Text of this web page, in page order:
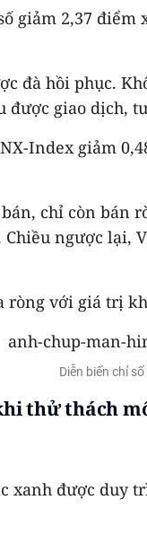
2,37 điểm
đà hồi phục.
được giao dịch,
Index giảm
chỉ còn bán
ngược lại,
với giá trị
Diễn biến chỉ
thử thách
xanh được